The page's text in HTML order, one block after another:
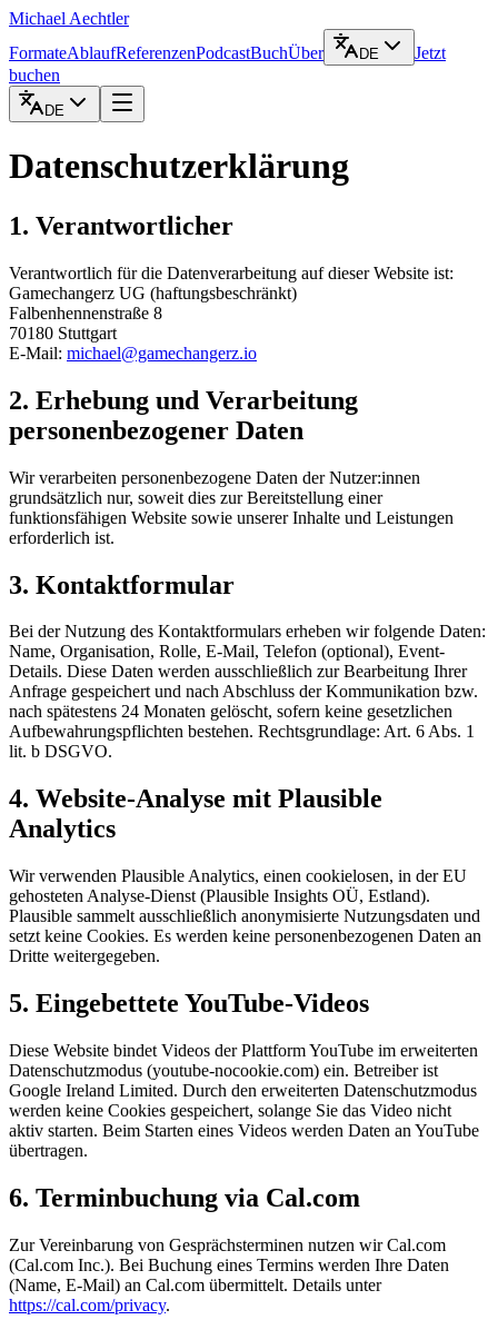
Michael Aechtler
FormateAblaufReferenzenPodcastBuchÜber DE
Jetzt
buchen
DE
Datenschutzerklärung
1. Verantwortlicher
Verantwortlich für die Datenverarbeitung auf dieser Website ist:
Gamechangerz UG (haftungsbeschränkt)
Falbenhennenstraße 8
70180 Stuttgart
E-Mail: michael@gamechangerz.io
2. Erhebung und Verarbeitung
personenbezogener Daten
Wir verarbeiten personenbezogene Daten der Nutzer:innen
grundsätzlich nur, soweit dies zur Bereitstellung einer
funktionsfähigen Website sowie unserer Inhalte und Leistungen
erforderlich ist.
3. Kontaktformular
Bei der Nutzung des Kontaktformulars erheben wir folgende Daten:
Name, Organisation, Rolle, E-Mail, Telefon (optional), Event-
Details. Diese Daten werden ausschließlich zur Bearbeitung Ihrer
Anfrage gespeichert und nach Abschluss der Kommunikation bzw.
nach spätestens 24 Monaten gelöscht, sofern keine gesetzlichen
Aufbewahrungspflichten bestehen. Rechtsgrundlage: Art. 6 Abs. 1
lit. b DSGVO.
4. Website-Analyse mit Plausible
Analytics
Wir verwenden Plausible Analytics, einen cookielosen, in der EU
gehosteten Analyse-Dienst (Plausible Insights OÜ, Estland).
Plausible sammelt ausschließlich anonymisierte Nutzungsdaten und
setzt keine Cookies. Es werden keine personenbezogenen Daten an
Dritte weitergegeben.
5. Eingebettete YouTube-Videos
Diese Website bindet Videos der Plattform YouTube im erweiterten
Datenschutzmodus (youtube-nocookie.com) ein. Betreiber ist
Google Ireland Limited. Durch den erweiterten Datenschutzmodus
werden keine Cookies gespeichert, solange Sie das Video nicht
aktiv starten. Beim Starten eines Videos werden Daten an YouTube
übertragen.
6. Terminbuchung via Cal.com
Zur Vereinbarung von Gesprächsterminen nutzen wir Cal.com
(Cal.com Inc.). Bei Buchung eines Termins werden Ihre Daten
(Name, E-Mail) an Cal.com übermittelt. Details unter
https://cal.com/privacy.